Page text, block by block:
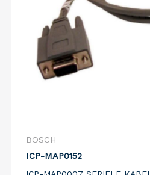
BOSCH
ICP-MAP0152